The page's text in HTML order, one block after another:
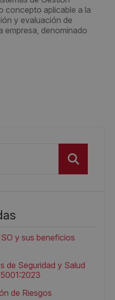
concepto aplicable a la
y evaluación de
empresa, denominado
Buscar
y sus beneficios
de Seguridad y Salud
de Riesgos